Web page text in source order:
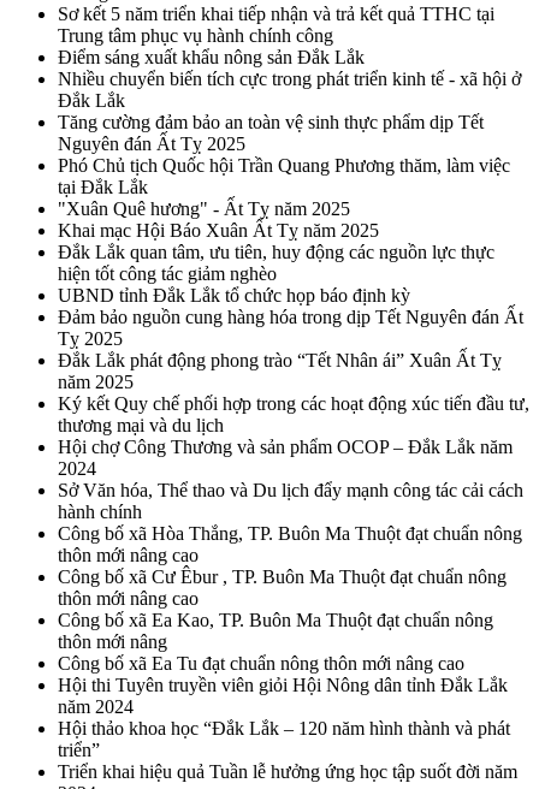
Sơ kết 5 năm triển khai tiếp nhận và trả kết quả TTHC tại
Trung tâm phục vụ hành chính công
Điểm sáng xuất khẩu nông sản Đắk Lắk
Nhiều chuyển biến tích cực trong phát triển kinh tế - xã hội ở
Đắk Lắk
Tăng cường đảm bảo an toàn vệ sinh thực phẩm dịp Tết
Nguyên đán Ất Tỵ 2025
Phó Chủ tịch Quốc hội Trần Quang Phương thăm, làm việc
tại Đắk Lắk
"Xuân Quê hương" - Ất Tỵ năm 2025
Khai mạc Hội Báo Xuân Ất Tỵ năm 2025
Đắk Lắk quan tâm, ưu tiên, huy động các nguồn lực thực
hiện tốt công tác giảm nghèo
UBND tỉnh Đắk Lắk tổ chức họp báo định kỳ
Đảm bảo nguồn cung hàng hóa trong dịp Tết Nguyên đán Ất
Tỵ 2025
Đắk Lắk phát động phong trào “Tết Nhân ái” Xuân Ất Tỵ
năm 2025
Ký kết Quy chế phối hợp trong các hoạt động xúc tiến đầu tư,
thương mại và du lịch
Hội chợ Công Thương và sản phẩm OCOP – Đắk Lắk năm
2024
Sở Văn hóa, Thể thao và Du lịch đẩy mạnh công tác cải cách
hành chính
Công bố xã Hòa Thắng, TP. Buôn Ma Thuột đạt chuẩn nông
thôn mới nâng cao
Công bố xã Cư Êbur , TP. Buôn Ma Thuột đạt chuẩn nông
thôn mới nâng cao
Công bố xã Ea Kao, TP. Buôn Ma Thuột đạt chuẩn nông
thôn mới nâng
Công bố xã Ea Tu đạt chuẩn nông thôn mới nâng cao
Hội thi Tuyên truyền viên giỏi Hội Nông dân tỉnh Đắk Lắk
năm 2024
Hội thảo khoa học “Đắk Lắk – 120 năm hình thành và phát
triển”
Triển khai hiệu quả Tuần lễ hưởng ứng học tập suốt đời năm